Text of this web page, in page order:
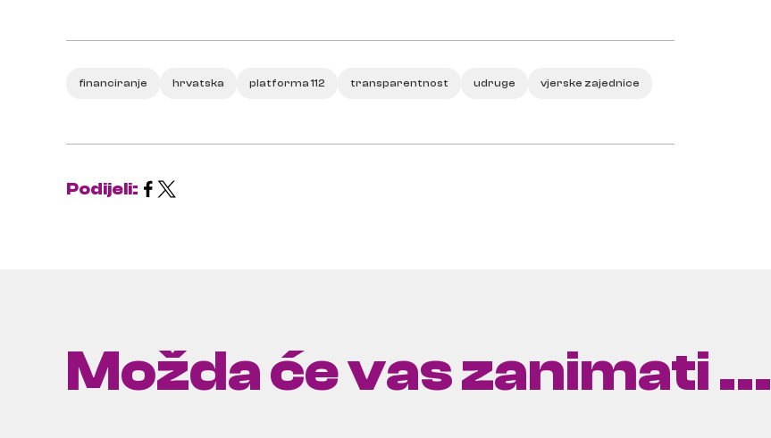
financiranje hrvatska platforma 112 transparentnost udruge vjerske zajednice
Podijeli:
Možda će vas zanimati ...